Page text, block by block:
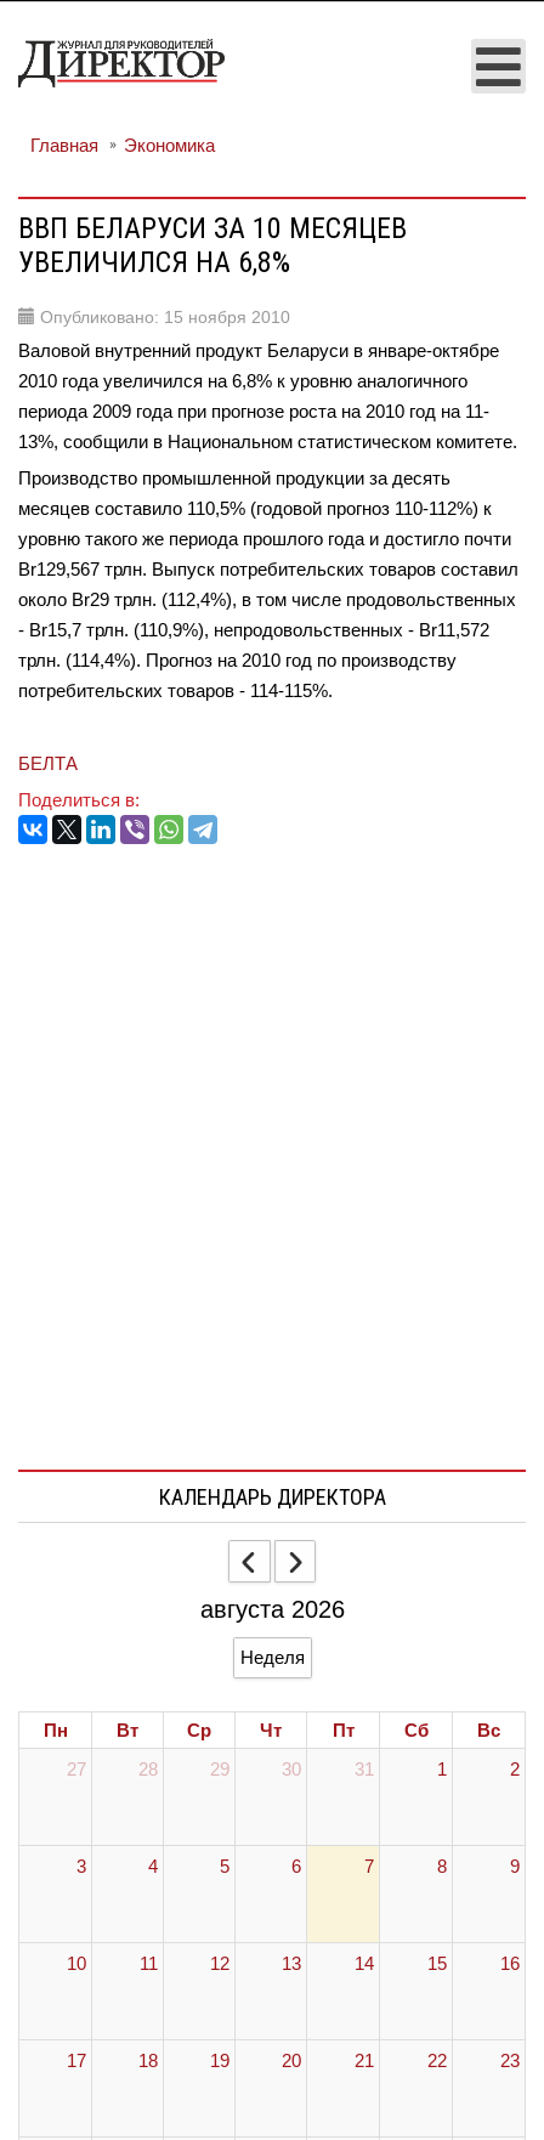
Главная Экономика
ВВП БЕЛАРУСИ ЗА 10 МЕСЯЦЕВ
УВЕЛИЧИЛСЯ НА 6,8%
Опубликовано: 15 ноября 2010
Валовой внутренний продукт Беларуси в январе-октябре
2010 года увеличился на 6,8% к уровню аналогичного
периода 2009 года при прогнозе роста на 2010 год на 11-
13%, сообщили в Национальном статистическом комитете.
Производство промышленной продукции за десять
месяцев составило 110,5% (годовой прогноз 110-112%) к
уровню такого же периода прошлого года и достигло почти
Br129,567 трлн. Выпуск потребительских товаров составил
около Br29 трлн. (112,4%), в том числе продовольственных
- Br15,7 трлн. (110,9%), непродовольственных - Br11,572
трлн. (114,4%). Прогноз на 2010 год по производству
потребительских товаров - 114-115%.
БЕЛТА
Поделиться в:
КАЛЕНДАРЬ ДИРЕКТОРА
августа 2026
Неделя
Пн Вт Ср Чт Пт Сб
Вс
27
28 29 30 31 1 2
3 4 5 6 7 8 9
10 11 12 13 14 15 16
17 18 19 20 21 22 23